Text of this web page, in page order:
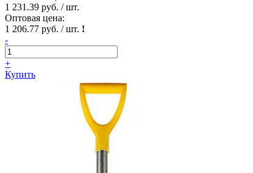
1 231.39 руб. / шт.
Оптовая цена:
1 206.77 руб. / шт. !
-
+
Купить